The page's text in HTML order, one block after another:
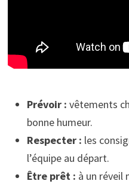
Prévoir : vêtements
bonne humeur.
Respecter : les
l’équipe au départ.
Être prêt : à un réveil